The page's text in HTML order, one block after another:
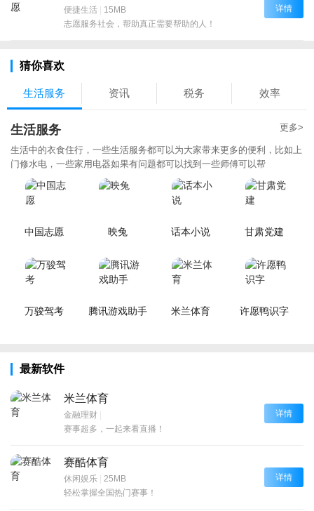
便捷生活 | 15MB
志愿服务社会，帮助真正需要帮助的人！
详情
猜你喜欢
生活服务 资讯 税务 效率
生活服务 更多>
生活中的衣食住行，一些生活服务都可以为大家带来更多的便利，比如上
门修水电，一些家用电器如果有问题都可以找到一些师傅可以帮
中国志愿 映兔 话本小说 甘肃党建
万骏驾考 腾讯游戏助手 米兰体育 许愿鸭识字
最新软件
米兰体育
金融理财 |
赛事超多，一起来看直播！
详情
赛酷体育
休闲娱乐 | 25MB
轻松掌握全国热门赛事！
详情